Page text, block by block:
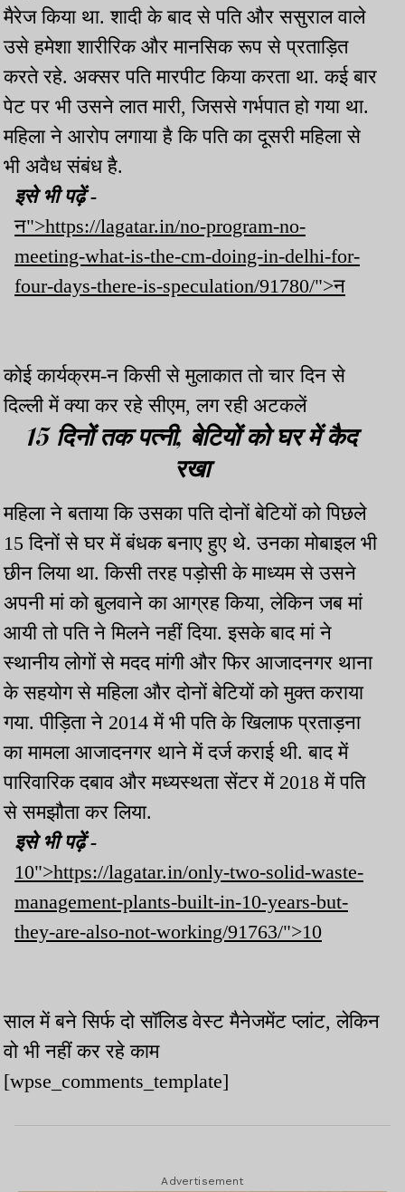
मैरेज किया था. शादी के बाद से पति और ससुराल वाले
उसे हमेशा शारीरिक और मानसिक रूप से प्रताड़ित
करते रहे. अक्सर पति मारपीट किया करता था. कई बार
पेट पर भी उसने लात मारी, जिससे गर्भपात हो गया था.
महिला ने आरोप लगाया है कि पति का दूसरी महिला से
भी अवैध संबंध है.
इसे भी पढ़ें -
न">https://lagatar.in/no-program-no-
meeting-what-is-the-cm-doing-in-delhi-for-
four-days-there-is-speculation/91780/">न
कोई कार्यक्रम-न किसी से मुलाकात तो चार दिन से
दिल्ली में क्या कर रहे सीएम, लग रही अटकलें
15 दिनों तक पत्नी, बेटियों को घर में कैद
रखा
महिला ने बताया कि उसका पति दोनों बेटियों को पिछले
15 दिनों से घर में बंधक बनाए हुए थे. उनका मोबाइल भी
छीन लिया था. किसी तरह पड़ोसी के माध्यम से उसने
अपनी मां को बुलवाने का आग्रह किया, लेकिन जब मां
आयी तो पति ने मिलने नहीं दिया. इसके बाद मां ने
स्थानीय लोगों से मदद मांगी और फिर आजादनगर थाना
के सहयोग से महिला और दोनों बेटियों को मुक्त कराया
गया. पीड़िता ने 2014 में भी पति के खिलाफ प्रताड़ना
का मामला आजादनगर थाने में दर्ज कराई थी. बाद में
पारिवारिक दबाव और मध्यस्थता सेंटर में 2018 में पति
से समझौता कर लिया.
इसे भी पढ़ें -
10">https://lagatar.in/only-two-solid-waste-
management-plants-built-in-10-years-but-
they-are-also-not-working/91763/">10
साल में बने सिर्फ दो सॉलिड वेस्ट मैनेजमेंट प्लांट, लेकिन
वो भी नहीं कर रहे काम
[wpse_comments_template]
Advertisement